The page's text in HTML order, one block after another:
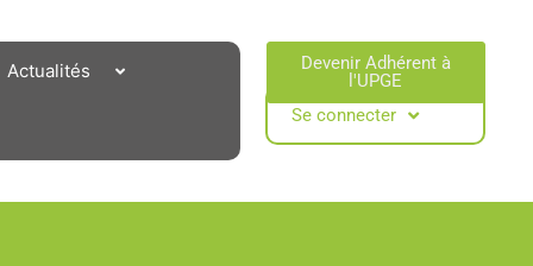
Actualités
Devenir Adhérent à
l'UPGE​
Se connecter